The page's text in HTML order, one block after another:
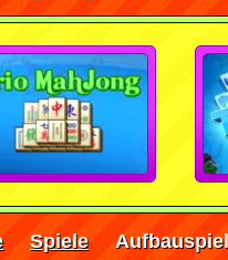
Spiele Aufbauspiel